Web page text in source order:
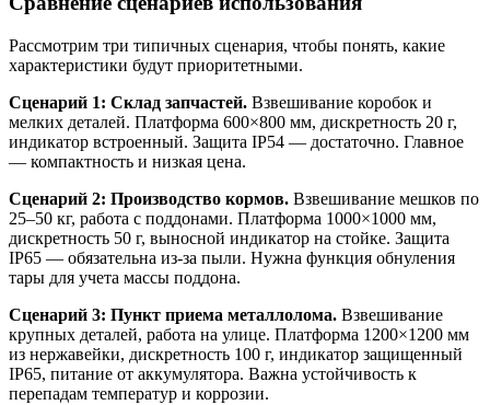
Рассмотрим три типичных сценария, чтобы понять, какие
характеристики будут приоритетными.
Сценарий 1: Склад запчастей. Взвешивание коробок и
мелких деталей. Платформа 600×800 мм, дискретность 20 г,
индикатор встроенный. Защита IP54 — достаточно. Главное
— компактность и низкая цена.
Сценарий 2: Производство кормов. Взвешивание мешков по
25–50 кг, работа с поддонами. Платформа 1000×1000 мм,
дискретность 50 г, выносной индикатор на стойке. Защита
IP65 — обязательна из-за пыли. Нужна функция обнуления
тары для учета массы поддона.
Сценарий 3: Пункт приема металлолома. Взвешивание
крупных деталей, работа на улице. Платформа 1200×1200 мм
из нержавейки, дискретность 100 г, индикатор защищенный
IP65, питание от аккумулятора. Важна устойчивость к
перепадам температур и коррозии.